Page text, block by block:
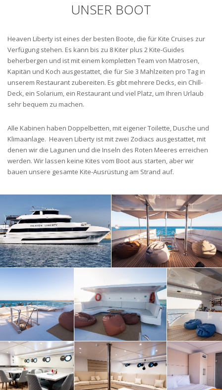
UNSER BOOT
Heaven Liberty ist eines der besten Boote, die für Kite Cruises zur
Verfügung stehen. Es kann bis zu 8 Kiter plus 2 Kite-Guides
beherbergen und ist mit einem kompletten Team von Matrosen,
Kapitän und Koch ausgestattet, die für Sie 3 Mahlzeiten pro Tag in
unserem Restaurant zubereiten. Es gibt mehrere Decks, ein Chill-
Deck, ein Solarium, ein Restaurant und viel Platz, um Ihren Urlaub
sehr bequem zu machen.
Alle Kabinen haben Doppelbetten, mit eigener Toilette, Dusche und
Klimaanlage. Heaven Liberty ist mit zwei Zodiacs ausgestattet, mit
denen wir die Lagunen und die Inseln des Roten Meeres erreichen
werden. Wir lassen keine Kites vom Boot aus starten, aber wir
bauen unsere gesamte Kite-Ausrüstung am Strand auf.